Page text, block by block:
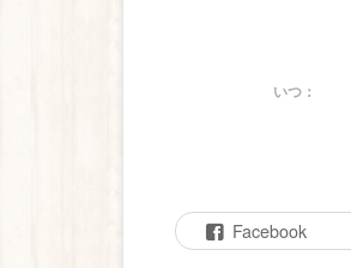
いつ：
Facebook